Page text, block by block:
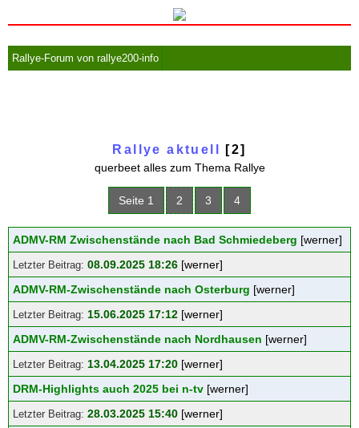
Rallye-Forum von rallye200-info
Rallye aktuell [2]
querbeet alles zum Thema Rallye
Seite 1 2 3 4
ADMV-RM Zwischenstände nach Bad Schmiedeberg [werner]
08.09.2025 18:26 [werner]
ADMV-RM-Zwischenstände nach Osterburg [werner]
15.06.2025 17:12 [werner]
ADMV-RM-Zwischenstände nach Nordhausen [werner]
13.04.2025 17:20 [werner]
DRM-Highlights auch 2025 bei n-tv [werner]
28.03.2025 15:40 [werner]